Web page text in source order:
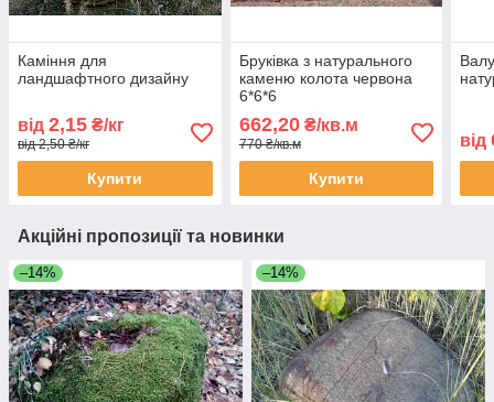
Каміння для
ландшафтного дизайну
від 2,15 ₴/кг
від 2,50 ₴/кг
Купити
Бруківка з натурального
каменю колота червона
6*6*6
662,20₴/кв.м
770 ₴/кв.м
Купити
від
Акційні пропозиції та новинки
–14% –14%